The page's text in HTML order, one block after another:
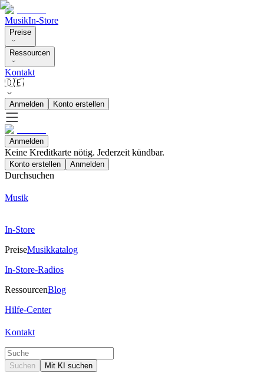
MusikIn-Store
Preise
Ressourcen
Kontakt
🇩🇪
Anmelden Konto erstellen
Anmelden
Keine Kreditkarte nötig. Jederzeit kündbar.
Konto erstellen Anmelden
Durchsuchen
Musik
In-Store
PreiseMusikkatalog
In-Store-Radios
RessourcenBlog
Hilfe-Center
Kontakt
Suchen Mit KI suchen